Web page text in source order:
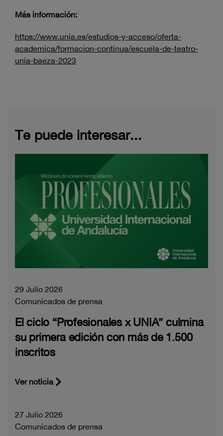
Más información:
https://www.unia.es/estudios-y-acceso/oferta-
academica/formacion-continua/escuela-de-teatro-
unia-baeza-2023
Te puede interesar...
29 Julio 2026
Comunicados de prensa
El ciclo “Profesionales x UNIA” culmina
su primera edición con más de 1.500
inscritos
Ver noticia
27 Julio 2026
Comunicados de prensa